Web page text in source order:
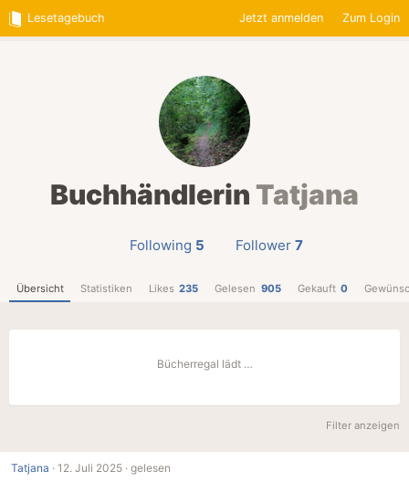
Lesetagebuch Jetzt anmelden Zum Login
Buchhändlerin Tatjana
Following 5 Follower 7
Übersicht Statistiken Likes 235 Gelesen 905 Gekauft 0
Bücherregal lädt …
Filter anzeigen
Tatjana · 12. Juli 2025 · gelesen